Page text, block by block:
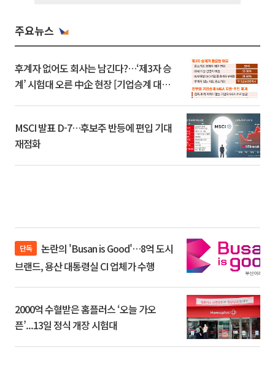
주요뉴스
후계자 없어도 회사는 남긴다?…‘제3자 승
계’ 시험대 오른 中企 현장 [기업승계 대전
MSCI 발표 D-7…후보주 반등에 편입 기대
재점화
단독
브랜드, 용산 대통령실 CI 업체가 수행
2000억 수혈받은 홈플러스 ‘오늘 가오
픈’...13일 정식 개장 시험대